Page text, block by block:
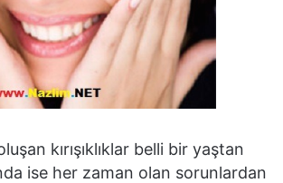
kırışıklıklar belli bir yaştan
ise her zaman olan sorunlardan